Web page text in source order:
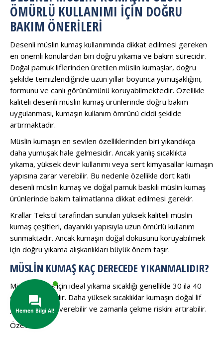
ÖMÜRLÜ KULLANIMI İÇIN DOĞRU
BAKIM ÖNERILERI
Desenli müslin kumaş kullanımında dikkat edilmesi gereken
en önemli konulardan biri doğru yıkama ve bakım sürecidir.
Doğal pamuk liflerinden üretilen müslin kumaşlar, doğru
şekilde temizlendiğinde uzun yıllar boyunca yumuşaklığını,
formunu ve canlı görünümünü koruyabilmektedir. Özellikle
kaliteli desenli müslin kumaş ürünlerinde doğru bakım
uygulanması, kumaşın kullanım ömrünü ciddi şekilde
artırmaktadır.
Müslin kumaşın en sevilen özelliklerinden biri yıkandıkça
daha yumuşak hale gelmesidir. Ancak yanlış sıcaklıkta
yıkama, yüksek devir kullanımı veya sert kimyasallar kumaşın
yapısına zarar verebilir. Bu nedenle özellikle dört katlı
desenli müslin kumaş ve doğal pamuk baskılı müslin kumaş
ürünlerinde bakım talimatlarına dikkat edilmesi gerekir.
Krallar Tekstil tarafından sunulan yüksek kaliteli müslin
kumaş çeşitleri, dayanıklı yapısıyla uzun ömürlü kullanım
sunmaktadır. Ancak kumaşın doğal dokusunu koruyabilmek
için doğru yıkama alışkanlıkları büyük önem taşır.
MÜSLIN KUMAŞ KAÇ DERECEDE YIKANMALIDIR?
Müslin kumaş için ideal yıkama sıcaklığı genellikle 30 ila 40
derece aralığıdır. Daha yüksek sıcaklıklar kumaşın doğal lif
yapısına zarar verebilir ve zamanla çekme riskini artırabilir.
Özellikle: